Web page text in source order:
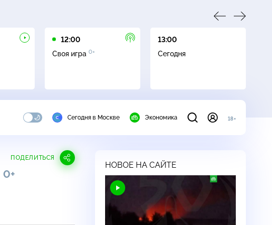
12:00
Своя игра 0+
13:00
Сегодня
Сегодня в Москве Экономика 18+
ПОДЕЛИТЬСЯ
0+
НОВОЕ НА САЙТЕ